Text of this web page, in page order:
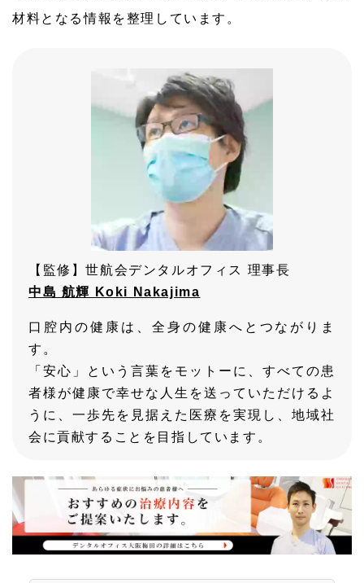
材料となる情報を整理しています。
【監修】世航会デンタルオフィス 理事長
中島 航輝 Koki Nakajima
口腔内の健康は、全身の健康へとつながりま
す。
「安心」という言葉をモットーに、すべての患
者様が健康で幸せな人生を送っていただけるよ
うに、一歩先を見据えた医療を実現し、地域社
会に貢献することを目指しています。